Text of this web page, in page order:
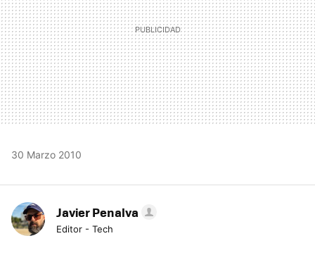
30 Marzo 2010
Javier Penalva
Editor - Tech